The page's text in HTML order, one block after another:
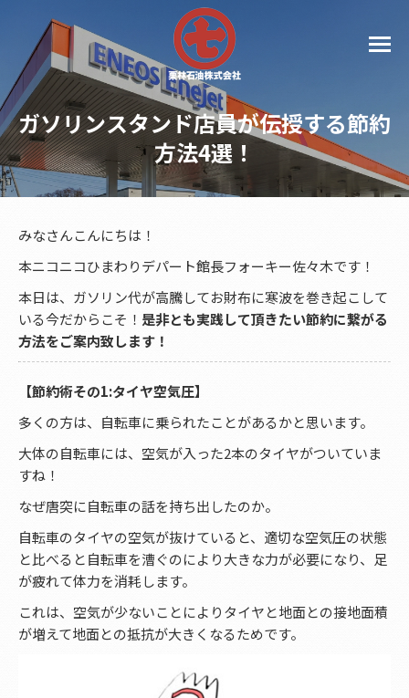
ガソリンスタンド店員が伝授する節約
方法4選！
みなさんこんにちは！
本ニコニコひまわりデパート館長フォーキー佐々木です！
本日は、ガソリン代が高騰してお財布に寒波を巻き起こして
いる今だからこそ！ 是非とも実践して頂きたい節約に繋がる
方法をご案内致します！
【節約術その1:タイヤ空気圧】
多くの方は、自転車に乗られたことがあるかと思います。
大体の自転車には、空気が入った2本のタイヤがついていま
すね！
なぜ唐突に自転車の話を持ち出したのか。
自転車のタイヤの空気が抜けていると、適切な空気圧の状態
と比べると自転車を漕ぐのにより大きな力が必要になり、足
が疲れて体力を消耗します。
これは、空気が少ないことによりタイヤと地面との接地面積
が増えて地面との抵抗が大きくなるためです。